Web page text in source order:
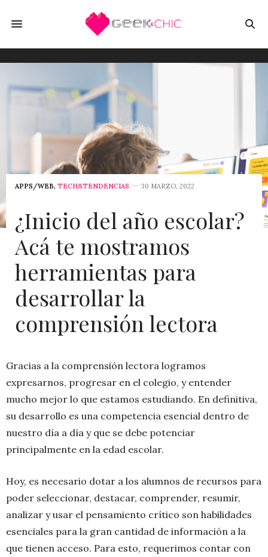
APPS/WEB, TECH&TENDENCIAS 30 MARZO, 2022
¿Inicio del año escolar?
Acá te mostramos
herramientas para
desarrollar la
comprensión lectora
Gracias a la comprensión lectora logramos
expresarnos, progresar en el colegio, y entender
mucho mejor lo que estamos estudiando. En definitiva,
su desarrollo es una competencia esencial dentro de
nuestro día a día y que se debe potenciar
principalmente en la edad escolar.
Hoy, es necesario dotar a los alumnos de recursos para
poder seleccionar, destacar, comprender, resumir,
analizar y usar el pensamiento crítico son habilidades
esenciales para la gran cantidad de información a la
que tienen acceso. Para esto, requerimos contar con